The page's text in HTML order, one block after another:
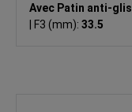
Avec Patin anti-
F3 (mm): 33.5